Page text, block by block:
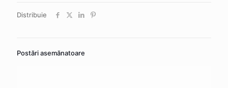
Distribuie
Postări asemănatoare